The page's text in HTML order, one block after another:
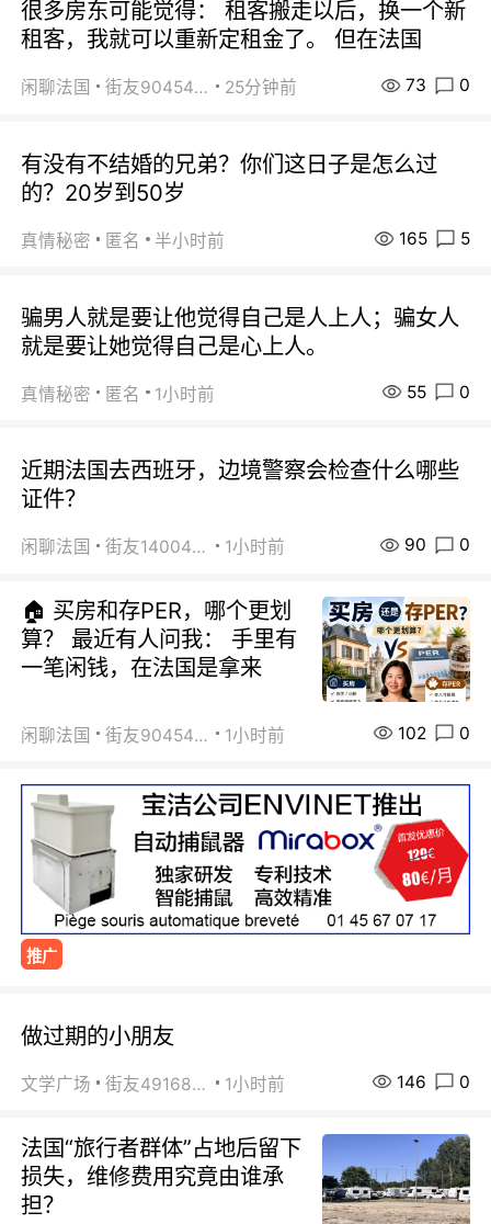
很多房东可能觉得： 租客搬走以后，换一个新
租客，我就可以重新定租金了。 但在法国
闲聊法国 街友90454511 25分钟前 73 0
有没有不结婚的兄弟？你们这日子是怎么过
的？20岁到50岁
真情秘密 匿名 半小时前 165 5
骗男人就是要让他觉得自己是人上人；骗女人
就是要让她觉得自己是心上人。
真情秘密 匿名 1小时前 55 0
近期法国去西班牙，边境警察会检查什么哪些
证件？
闲聊法国 街友14004820 1小时前 90 0
🏠 买房和存PER，哪个更划
算？ 最近有人问我： 手里有
一笔闲钱，在法国是拿来
闲聊法国 街友90454511 1小时前 102 0
推广
做过期的小朋友
文学广场 街友49168527 1小时前 146 0
法国“旅行者群体”占地后留下
损失，维修费用究竟由谁承
担？